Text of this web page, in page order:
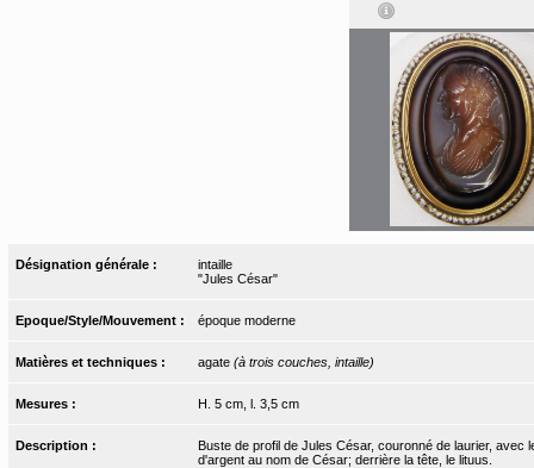
Désignation générale :
intaille
"Jules César"
Epoque/Style/Mouvement : époque moderne
Matières et techniques : agate (à trois couches, intaille)
Mesures : H. 5 cm, l. 3,5 cm
Description :
Buste de profil de Jules César, couronné de laurier,
d'argent au nom de César; derrière la tête, le lituus.